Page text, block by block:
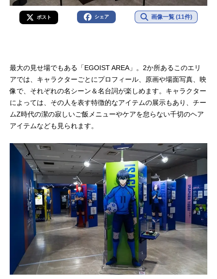
ポスト シェア 画像一覧 (11件)
最大の見せ場でもある「EGOIST AREA」。2か所あるこのエリ
アでは、キャラクターごとにプロフィール、原画や場面写真、映
像で、それぞれの名シーン＆名台詞が楽しめます。キャラクター
によっては、その人を表す特徴的なアイテムの展示もあり、チー
ムZ時代の潔の寂しいご飯メニューやケアを怠らない千切のヘア
アイテムなども見られます。